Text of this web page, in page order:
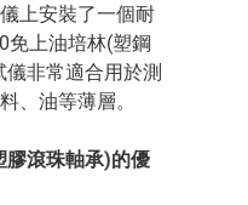
上安裝了一個耐
免上油培林(塑鋼
非常適合用於測
、油等薄層。
滾珠軸承)的優